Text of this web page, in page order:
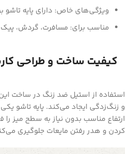
ویژگی‌های خاص: دارای پایه
مناسب برای: مسافرت، گردش،
کیفیت ساخت و طراحی
استفاده از استیل ضد زنگ در ساخت این
و زنگ‌زدگی ایجاد می‌کند. پایه تاشو
ارتفاع مناسب بدون نیاز به سطح میز
کردن و هدر رفتن مایعات جلوگیری